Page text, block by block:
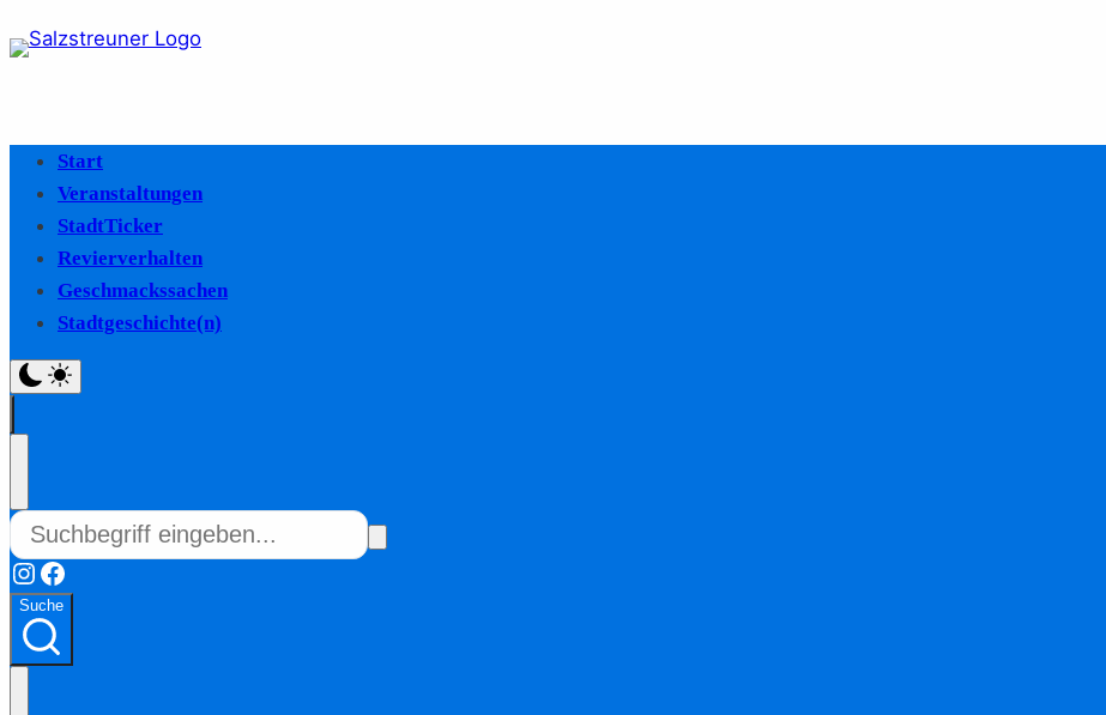
Start
Veranstaltungen
StadtTicker
Revierverhalten
Geschmackssachen
Stadtgeschichte(n)
Instagram
Facebook
Suche